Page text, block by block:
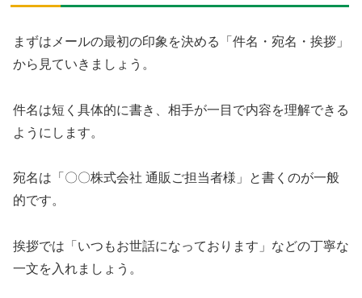
まずはメールの最初の印象を決める「件名・宛名・挨拶」
から見ていきましょう。
件名は短く具体的に書き、相手が一目で内容を理解できる
ようにします。
宛名は「〇〇株式会社 通販ご担当者様」と書くのが一般
的です。
挨拶では「いつもお世話になっております」などの丁寧な
一文を入れましょう。